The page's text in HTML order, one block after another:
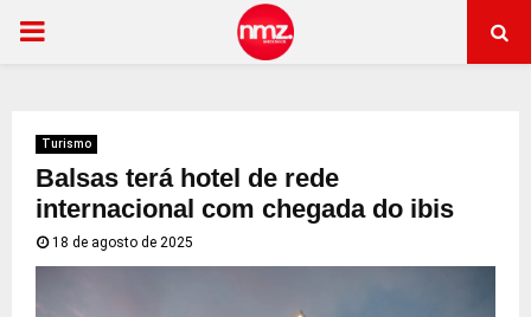
PRIMARY
Turismo
Balsas terá hotel de rede
internacional com chegada do ibis
18 de agosto de 2025